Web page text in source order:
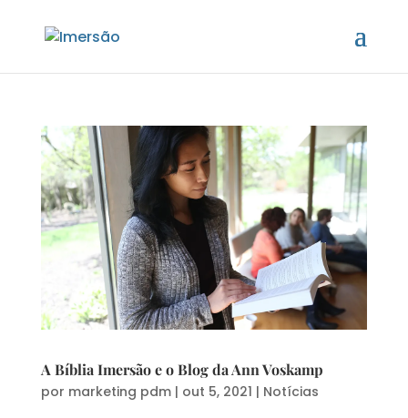
A Bíblia Imersão e o Blog da Ann Voskamp
por marketing pdm| out 5, 2021 | Notícias